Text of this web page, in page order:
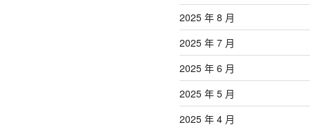
2025 年 8 月
2025 年 7 月
2025 年 6 月
2025 年 5 月
2025 年 4 月